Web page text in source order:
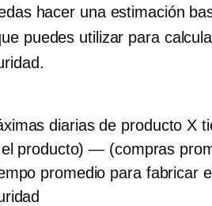
hacer una estimación
puedes utilizar para
diarias de producto X
producto) — (compras
promedio para fabricar